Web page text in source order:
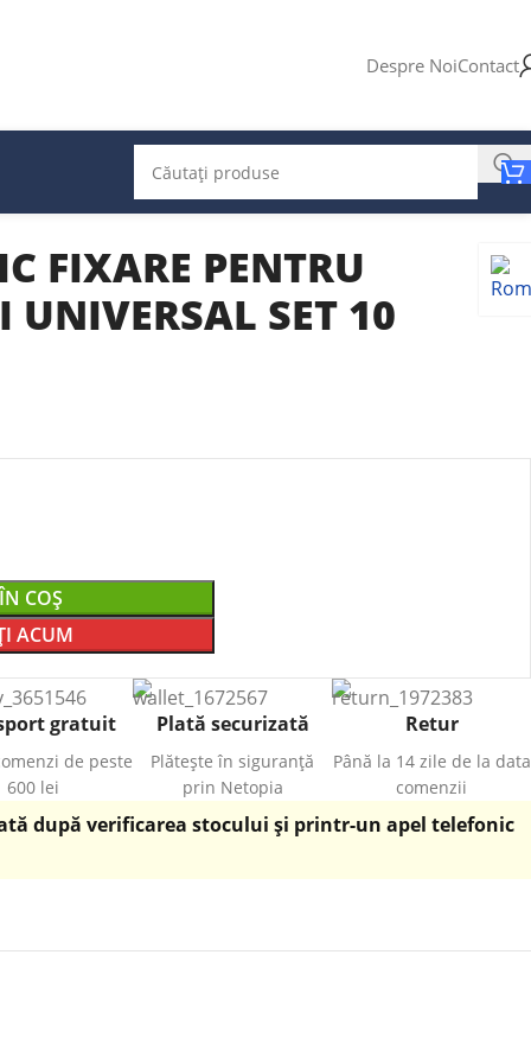
Despre NoiContact
FIXARE PENTRU
SET 10
COȘ
ACUM
gratuit
de peste
600 lei
Plată securizată
Plătește în siguranță
prin Netopia
Retur
Până la 14 zile de la data
comenzii
după verificarea stocului și printr-un apel telefonic